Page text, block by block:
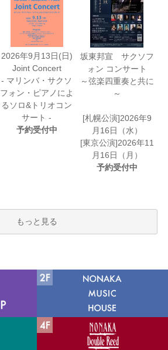
2026年9月13日(日)
Joint Concert
- マリンバ・サクソ
フォン・ピアノによ
るソロ&トリオコン
サート -
予約受付中
坂東邦宣 サクソフ
ォン コンサート
～弦楽四重奏と共に
～
[札幌公演]2026年9
月16日（水）
[東京公演]2026年11
月16日（月）
予約受付中
もっと見る